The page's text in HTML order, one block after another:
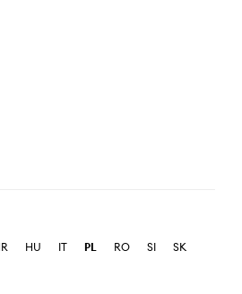
HU IT PL RO SI
SK